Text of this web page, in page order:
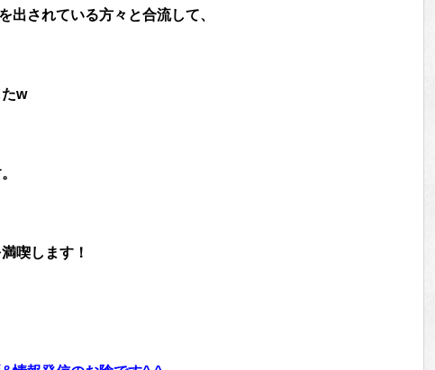
出されている方々と合流して、
w
喫します！